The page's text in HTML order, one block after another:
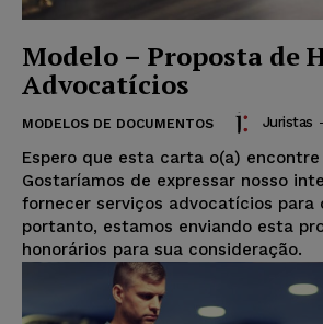
Modelo – Proposta de
Advocatícios
MODELOS DE DOCUMENTOS Juristas -
Espero que esta carta o(a) encontre
Gostaríamos de expressar nosso
fornecer serviços advocatícios para
portanto, estamos enviando esta
honorários para sua consideração.